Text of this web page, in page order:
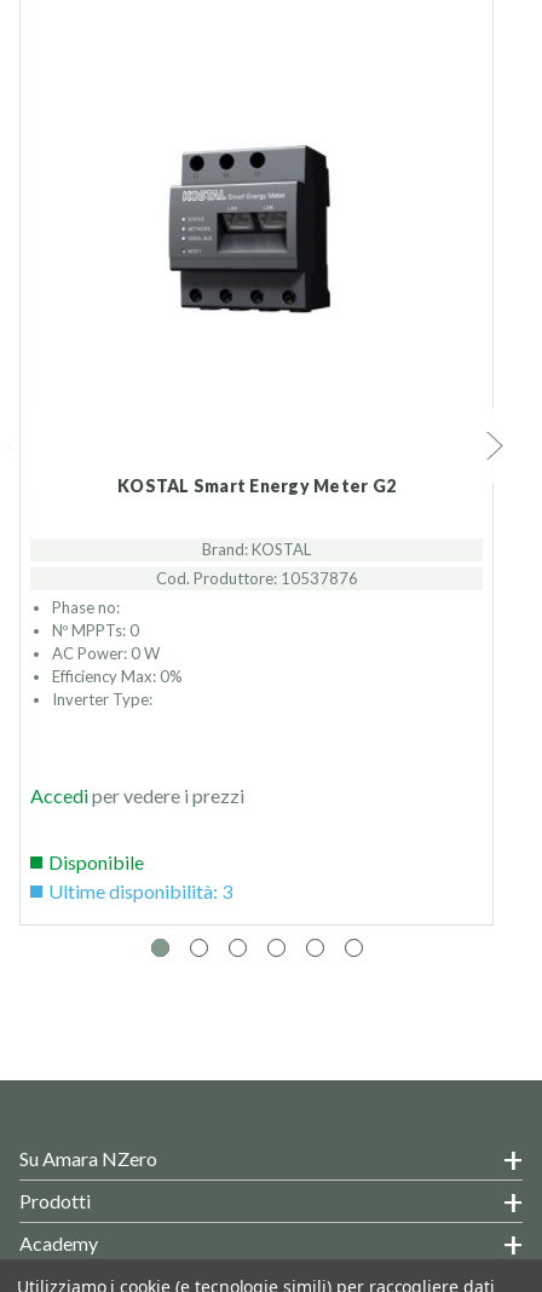
KOSTAL Smart Energy Meter G2
Brand: KOSTAL
Cod. Produttore: 10537876
Phase no:
Nº MPPTs: 0
AC Power: 0 W
Efficiency Max: 0%
Inverter Type:
Accediper vedere i prezzi
Disponibile
Ultime disponibilità: 3
Su Amara NZero
Prodotti
Academy
Hai Delle Domande?
Utilizziamo i cookie (e tecnologie simili) per raccogliere dati